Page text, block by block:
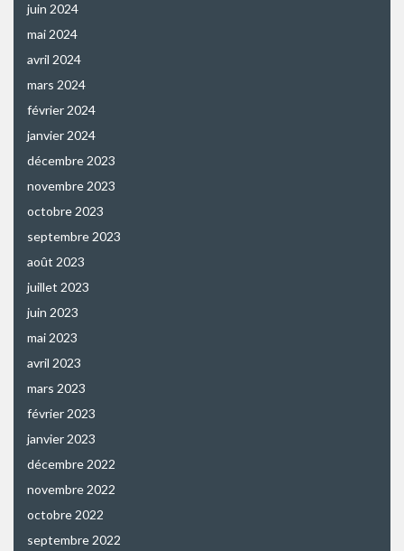
juin 2024
mai 2024
avril 2024
mars 2024
février 2024
janvier 2024
décembre 2023
novembre 2023
octobre 2023
septembre 2023
août 2023
juillet 2023
juin 2023
mai 2023
avril 2023
mars 2023
février 2023
janvier 2023
décembre 2022
novembre 2022
octobre 2022
septembre 2022